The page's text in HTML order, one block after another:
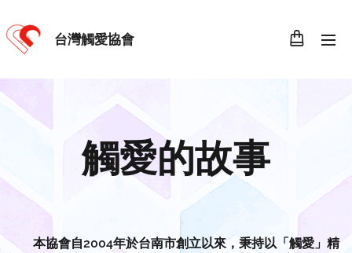
台灣觸愛協會
觸愛的故事
本協會自2004年於台南市創立以來，秉持以「觸愛」精